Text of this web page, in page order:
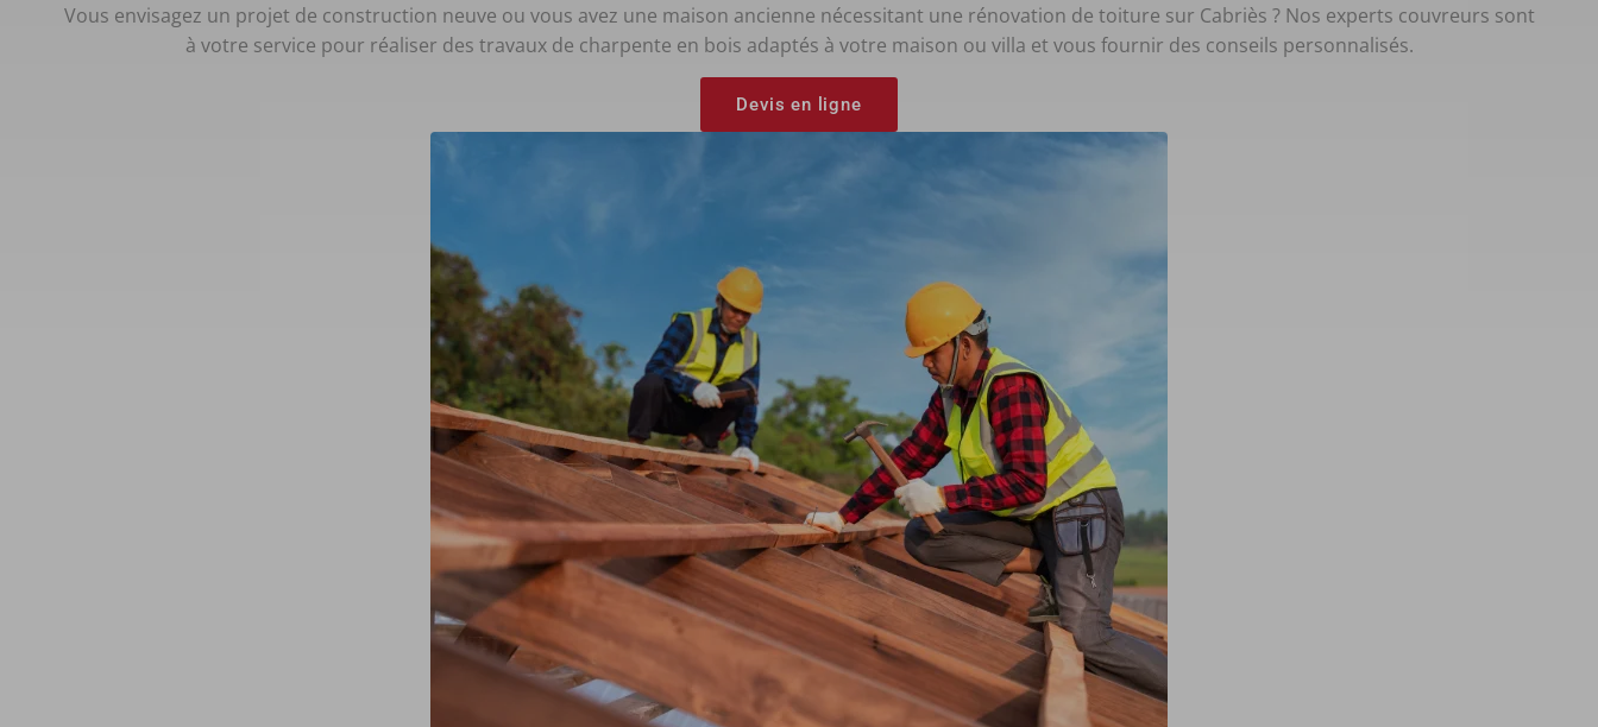
Vous envisagez un projet de construction neuve ou vous avez une maison ancienne nécessitant une rénovation de toiture sur Cabriès ? Nos experts couvreurs sont
à votre service pour réaliser des travaux de charpente en bois adaptés à votre maison ou villa et vous fournir des conseils personnalisés.
Devis en ligne